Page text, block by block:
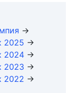
→
2025 →
2024 →
2023 →
2022 →